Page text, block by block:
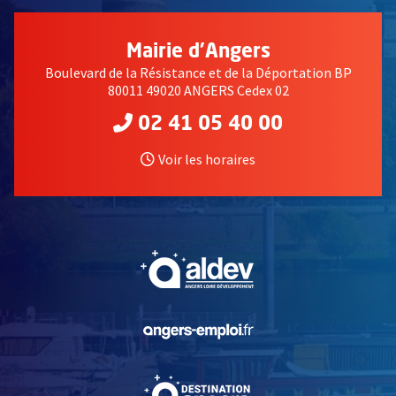
Mairie d'Angers
Boulevard de la Résistance et de la Déportation BP
80011 49020 ANGERS Cedex 02
02 41 05 40 00
Voir les horaires
, Ouvre une nouvelle